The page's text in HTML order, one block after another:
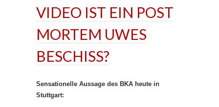
VIDEO IST EIN POST
MORTEM UWES
BESCHISS?
Sensationelle Aussage des BKA heute in
Stuttgart: